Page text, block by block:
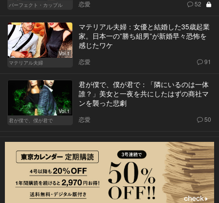
パーフェクト・カップル
恋愛 52
Vol.1
マテリアル夫婦
マテリアル夫婦：女優と結婚した35歳起業
家。日本一の”勝ち組男”が新婚早々恐怖を
感じたワケ
恋愛 91
Vol.1
君が僕で、僕が君で
君が僕で、僕が君で：「隣にいるのは一体
誰？」美女と一夜を共にしたはずの商社マ
ンを襲った悲劇
恋愛 50